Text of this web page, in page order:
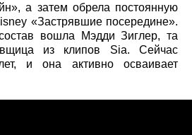
а затем обрела постоянную
«Застрявшие посередине».
вошла Мэдди Зиглер, та
из клипов Sia. Сейчас
и она активно осваивает